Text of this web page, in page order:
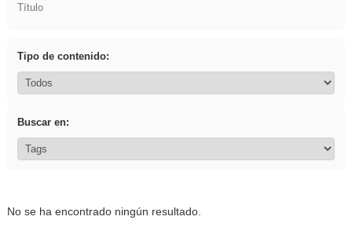
Título
Tipo de contenido:
Buscar en:
No se ha encontrado ningún resultado.